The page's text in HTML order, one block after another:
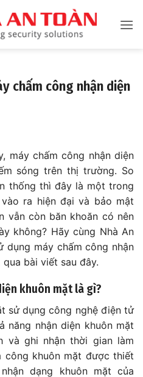
chấm công nhận diện
máy chấm công nhận diện
sóng trên thị trường. So
thống thì đây là một trong
ra hiện đại và bảo mật
vẫn còn băn khoăn có nên
không? Hãy cùng Nhà An
dụng máy chấm công nhận
bài viết sau đây.
khuôn mặt là gì?
sử dụng công nghệ điện tử
năng nhận diện khuôn mặt
và ghi nhận thời gian làm
công khuôn mặt được thiết
dạng khuôn mặt của